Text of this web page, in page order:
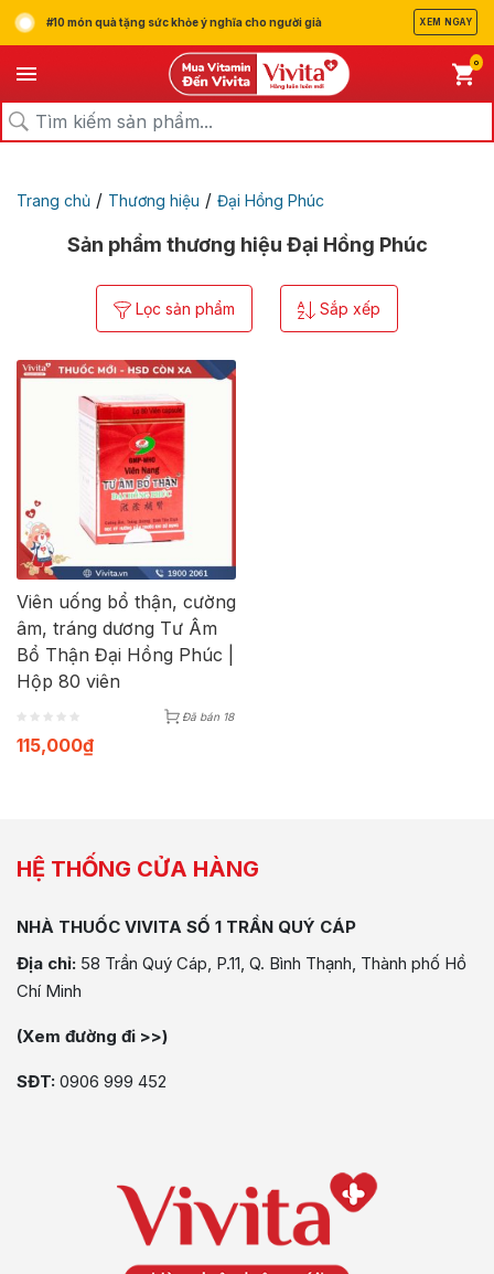
#10 món quà tặng sức khỏe ý nghĩa cho người già XEM NGAY
0
Trang chủ / Thương hiệu / Đại Hồng Phúc
Sản phẩm thương hiệu Đại Hồng Phúc
Lọc sản phẩm Sắp xếp
Viên uống bổ thận, cường
âm, tráng dương Tư Âm
Bổ Thận Đại Hồng Phúc |
Hộp 80 viên
Đã bán 18
115,000₫
HỆ THỐNG CỬA HÀNG
NHÀ THUỐC VIVITA SỐ 1 TRẦN QUÝ CÁP
Địa chỉ: 58 Trần Quý Cáp, P.11, Q. Bình Thạnh, Thành phố Hồ
Chí Minh
(Xem đường đi >>)
SĐT: 0906 999 452